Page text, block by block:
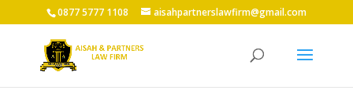
0877 5777 1108 aisahpartnerslawfirm@gmail.com